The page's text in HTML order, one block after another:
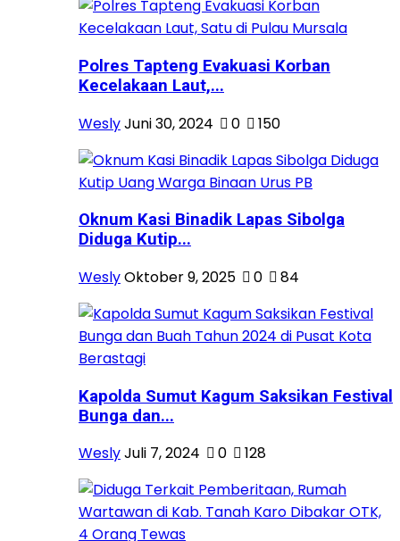
Polres Tapteng Evakuasi Korban
Kecelakaan Laut,...
WeslyJuni 30, 2024 0 150
Oknum Kasi Binadik Lapas Sibolga
Diduga Kutip...
WeslyOktober 9, 2025 0 84
Kapolda Sumut Kagum Saksikan Festival
Bunga dan...
WeslyJuli 7, 2024 0 128